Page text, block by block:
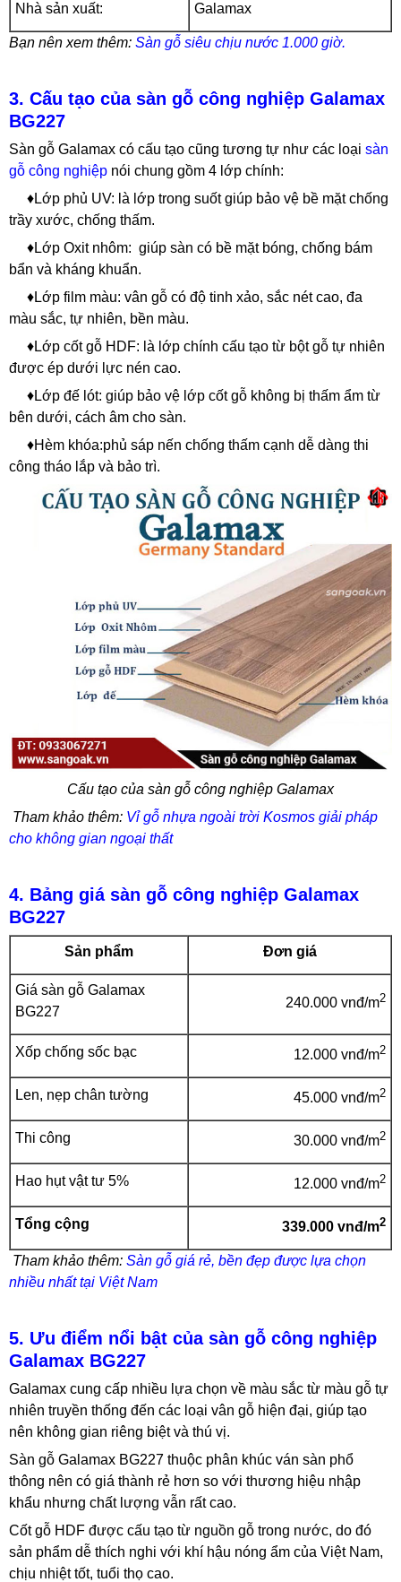
Nhà sản xuất: Galamax
Bạn nên xem thêm: Sàn gỗ siêu chịu nước 1.000 giờ.
3. Cấu tạo của sàn gỗ công nghiệp Galamax
BG227
Sàn gỗ Galamax có cấu tạo cũng tương tự như các loại sàn
gỗ công nghiệp nói chung gồm 4 lớp chính:
♦Lớp phủ UV: là lớp trong suốt giúp bảo vệ bề mặt chống
trầy xước, chống thấm.
♦Lớp Oxit nhôm: giúp sàn có bề mặt bóng, chống bám
bẩn và kháng khuẩn.
♦Lớp film màu: vân gỗ có độ tinh xảo, sắc nét cao, đa
màu sắc, tự nhiên, bền màu.
♦Lớp cốt gỗ HDF: là lớp chính cấu tạo từ bột gỗ tự nhiên
được ép dưới lực nén cao.
♦Lớp đế lót: giúp bảo vệ lớp cốt gỗ không bị thấm ẩm từ
bên dưới, cách âm cho sàn.
♦Hèm khóa:phủ sáp nến chống thấm cạnh dễ dàng thi
công tháo lắp và bảo trì.
Cấu tạo của sàn gỗ công nghiệp Galamax
Tham khảo thêm: Vỉ gỗ nhựa ngoài trời Kosmos giải pháp
cho không gian ngoại thất
4. Bảng giá sàn gỗ công nghiệp Galamax
BG227
Sản phẩm Đơn giá
Giá sàn gỗ Galamax
BG227
240.000 vnđ/m2
Xốp chống sốc bạc 12.000 vnđ/m2
Len, nẹp chân tường 45.000 vnđ/m2
Thi công 30.000 vnđ/m2
Hao hụt vật tư 5% 12.000 vnđ/m2
Tổng cộng 339.000 vnđ/m2
Tham khảo thêm: Sàn gỗ giá rẻ, bền đẹp được lựa chọn
nhiều nhất tại Việt Nam
5. Ưu điểm nổi bật của sàn gỗ công nghiệp
Galamax BG227
Galamax cung cấp nhiều lựa chọn về màu sắc từ màu gỗ tự
nhiên truyền thống đến các loại vân gỗ hiện đại, giúp tạo
nên không gian riêng biệt và thú vị.
Sàn gỗ Galamax BG227 thuộc phân khúc ván sàn phổ
thông nên có giá thành rẻ hơn so với thương hiệu nhập
khẩu nhưng chất lượng vẫn rất cao.
Cốt gỗ HDF được cấu tạo từ nguồn gỗ trong nước, do đó
sản phẩm dễ thích nghi với khí hậu nóng ẩm của Việt Nam,
chịu nhiệt tốt, tuổi thọ cao.